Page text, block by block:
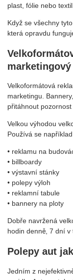
plast, fólie nebo
Když se všechny
která opravdu
Velkoformátová
marketingu.
přitáhnout
Velkou výhodou
Používá se
• reklamu na
• billboardy
• výstavní stánky
• polepy výloh
• reklamní tabule
• bannery na ploty
Dobře navržená
hodin denně, 7 dní v
Polepy aut
Jedním z